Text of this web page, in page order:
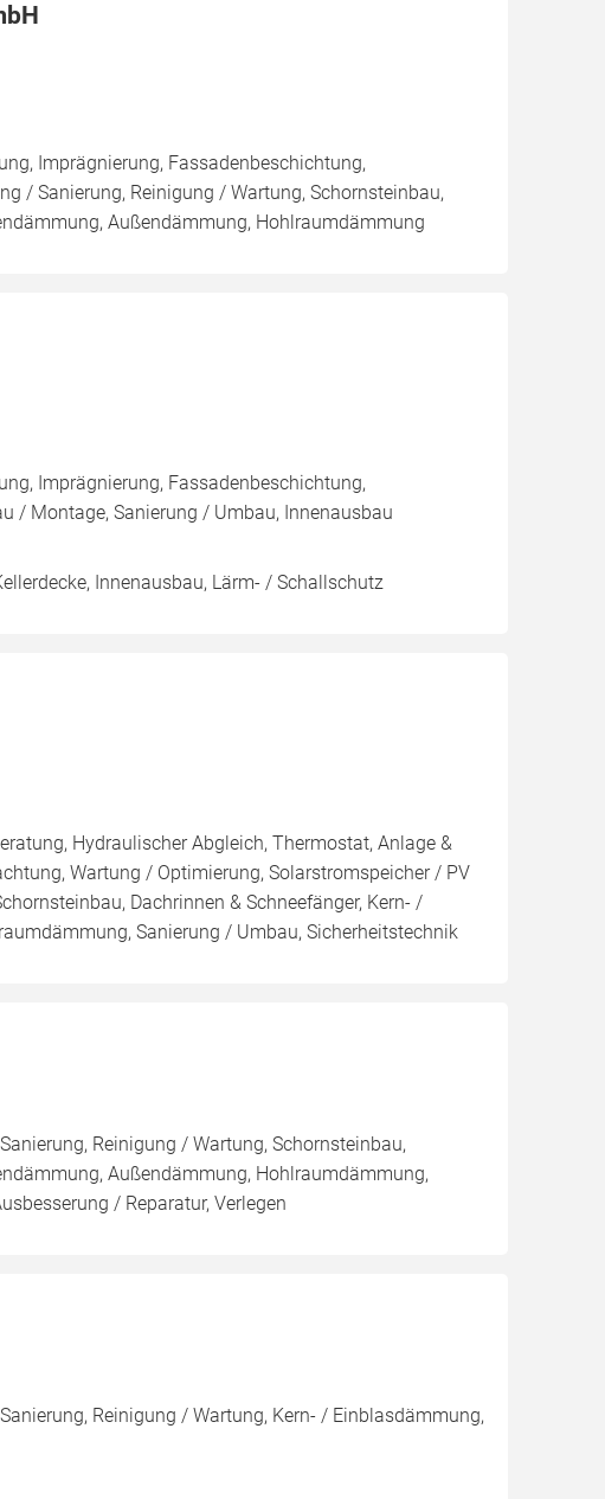
Imprägnierung, Fassadenbeschichtung,
/ Sanierung, Reinigung / Wartung, Schornsteinbau,
Außendämmung, Hohlraumdämmung
Imprägnierung, Fassadenbeschichtung,
/ Montage, Sanierung / Umbau, Innenausbau
Innenausbau, Lärm- / Schallschutz
Hydraulischer Abgleich, Thermostat, Anlage &
Wartung / Optimierung, Solarstromspeicher / PV
Dachrinnen & Schneefänger, Kern- /
Sanierung / Umbau, Sicherheitstechnik
Reinigung / Wartung, Schornsteinbau,
Außendämmung, Hohlraumdämmung,
/ Reparatur, Verlegen
Reinigung / Wartung, Kern- / Einblasdämmung,